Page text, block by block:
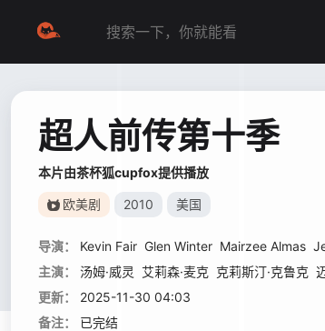
超人前传第十季
本片由茶杯狐cupfox提供播放
欧美剧 2010 美国
导演： Kevin Fair Glen Winter Mairzee Almas
主演：
汤姆·威灵 艾莉森·麦克 克莉斯汀·克鲁克
更新：
2025-11-30 04:03
备注：
已完结